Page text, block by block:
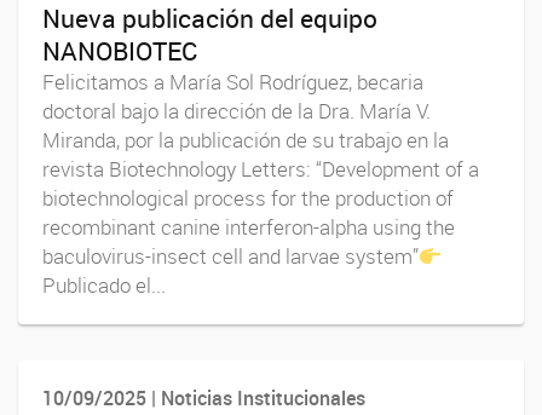
Nueva publicación del equipo
NANOBIOTEC
Felicitamos a María Sol Rodríguez, becaria
doctoral bajo la dirección de la Dra. María V.
Miranda, por la publicación de su trabajo en la
revista Biotechnology Letters: “Development of a
biotechnological process for the production of
recombinant canine interferon-alpha using the
baculovirus-insect cell and larvae system”
Publicado el...
10/09/2025 | Noticias Institucionales